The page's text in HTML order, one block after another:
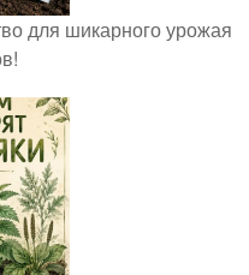
для шикарного урожая